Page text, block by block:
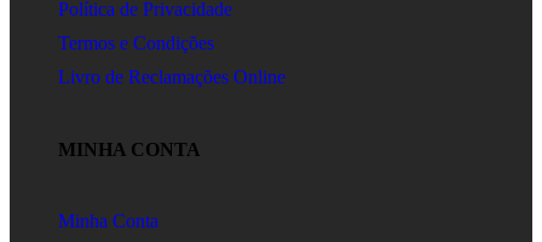
Política de Privacidade
Termos e Condições
Livro de Reclamações Online
MINHA CONTA
Minha Conta